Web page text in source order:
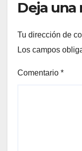
Deja una
Tu dirección de
Los campos
Comentario *